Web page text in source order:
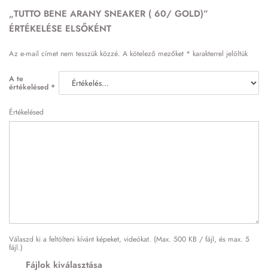
„TUTTO BENE ARANY SNEAKER ( 60/ GOLD)”
ÉRTÉKELÉSE ELSŐKÉNT
Az e-mail címet nem tesszük közzé. A kötelező mezőket * karakterrel jelöltük
A te
értékelésed *
Értékelésed
Válaszd ki a feltölteni kívánt képeket, videókat. (Max. 500 KB / fájl, és max. 5
fájl.)
Fájlok kiválasztása